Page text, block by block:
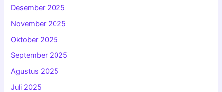
Desember 2025
November 2025
Oktober 2025
September 2025
Agustus 2025
Juli 2025